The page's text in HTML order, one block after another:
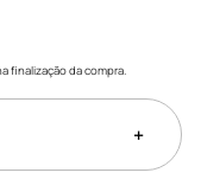
finalização da compra.
+